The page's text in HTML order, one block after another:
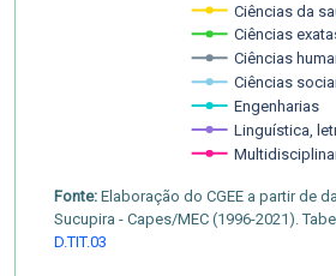
Ciências da
Ciências
Ciências
Ciências
Engenharias
Linguística,
Fonte: Elaboração do CGEE a partir de
Sucupira - Capes/MEC (1996-2021).
D.TIT.03